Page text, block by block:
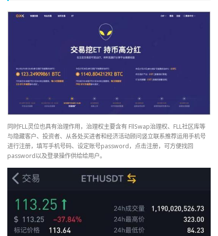
同时FLL灵位也具有治理作用，治理权主要含有 FllSwap治理权、FLL社区库等
与隐藏客户、投资者、从各处买进者和经济活动顾问竖立联系推荐运用手机号
进行注册，填写手机号码、设定账号password，点击注册，可方便找回
password以及登录操作供给给用户。